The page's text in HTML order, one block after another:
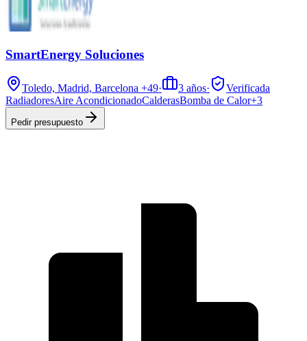
SmartEnergy Soluciones
Toledo, Madrid, Barcelona +49· 3 años·
Verificada
RadiadoresAire AcondicionadoCalderasBomba de Calor+3
Pedir presupuesto